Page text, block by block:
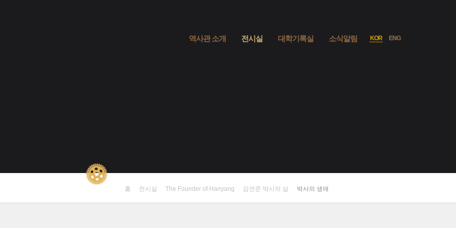
역사관 소개 전시실 대학기록실 소식알림 KOR ENG
홈 전시실 The Founder of Hanyang 김연준 박사의 삶 박사의 생애